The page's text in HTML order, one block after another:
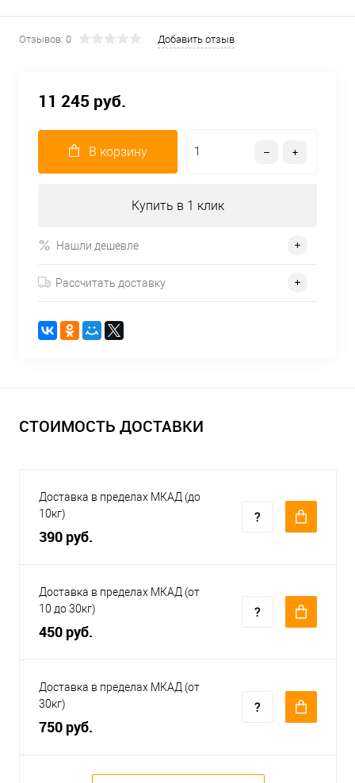
Отзывов: 0 Добавить отзыв
11 245 руб.
В корзину
Купить в 1 клик
Нашли дешевле
Рассчитать доставку
СТОИМОСТЬ ДОСТАВКИ
Доставка в пределах МКАД (до
10кг)
390 руб.
Доставка в пределах МКАД (от
10 до 30кг)
450 руб.
Доставка в пределах МКАД (от
30кг)
750 руб.